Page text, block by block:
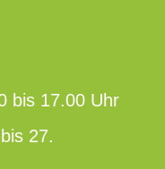
bis 17.00 Uhr
27.